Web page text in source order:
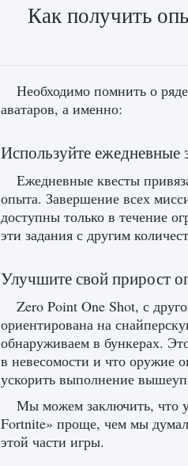
Как получить
Необходимо помнить о
аватаров, а именно:
Используйте ежедневные
Ежедневные квесты
опыта. Завершение всех
доступны только в течение
эти задания с другим
Улучшите свой прирост
Zero Point One Shot, с
ориентирована на
обнаруживаем в бункерах.
в невесомости и что оружие
ускорить выполнение
Мы можем заключить, что
Fortnite» проще, чем мы
этой части игры.